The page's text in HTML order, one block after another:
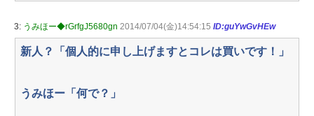
3: うみほー◆rGrfgJ5680gn 2014/07/04(金)14:54:15 ID:guYwGvHEw
新人？「個人的に申し上げますとコレは買いです！」
うみほー「何で？」